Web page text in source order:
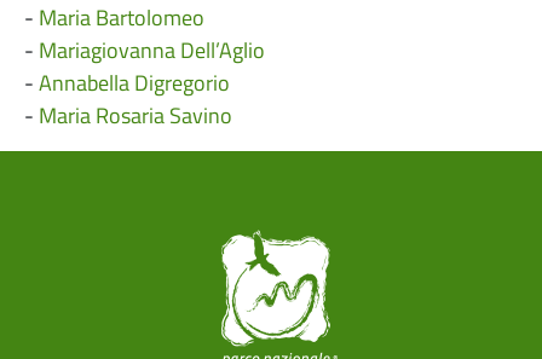
- Maria Bartolomeo
- Mariagiovanna Dell’Aglio
-Annabella Digregorio
- Maria Rosaria Savino